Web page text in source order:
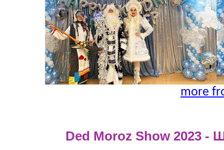
more
Ded Moroz Show 2023 -